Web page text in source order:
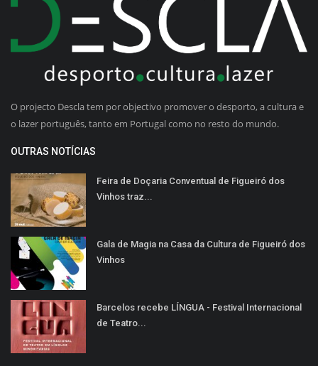
O projecto Descla tem por objectivo promover o desporto, a cultura e
o lazer português, tanto em Portugal como no resto do mundo.
OUTRAS NOTÍCIAS
Feira de Doçaria Conventual de Figueiró dos
Vinhos traz...
Gala de Magia na Casa da Cultura de Figueiró dos
Vinhos
Barcelos recebe LÍNGUA - Festival Internacional
de Teatro...